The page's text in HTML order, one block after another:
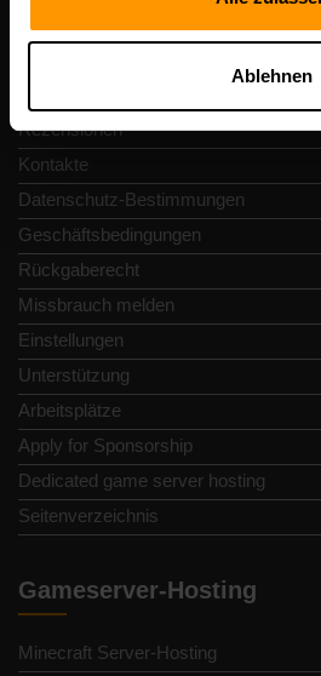
Ablehnen
Rezensionen
Kontakte
Datenschutz-Bestimmungen
Geschäftsbedingungen
Rückgaberecht
Missbrauch melden
Einstellungen
Unterstützung
Arbeitsplätze
Apply for Sponsorship
Dedicated game server hosting
Seitenverzeichnis
Gameserver-Hosting
Minecraft Server-Hosting